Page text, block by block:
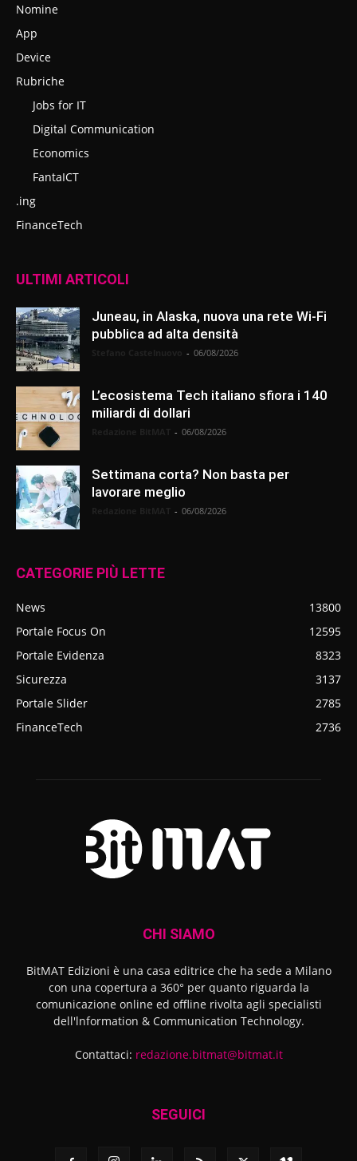
Nomine
App
Device
Rubriche
Jobs for IT
Digital Communication
Economics
FantaICT
.ing
FinanceTech
ULTIMI ARTICOLI
Juneau, in Alaska, nuova una rete Wi-Fi
pubblica ad alta densità
- 06/08/2026
L’ecosistema Tech italiano sfiora i 140
miliardi di dollari
- 06/08/2026
Settimana corta? Non basta per
lavorare meglio
- 06/08/2026
CATEGORIE PIÙ LETTE
News
13800
Portale Focus On
12595
Portale Evidenza
8323
Sicurezza
3137
Portale Slider
2785
FinanceTech
2736
CHI SIAMO
BitMAT Edizioni è una casa editrice che ha sede a Milano
con una copertura a 360° per quanto riguarda la
comunicazione online ed offline rivolta agli specialisti
dell'lnformation & Communication Technology.
Contattaci: redazione.bitmat@bitmat.it
SEGUICI